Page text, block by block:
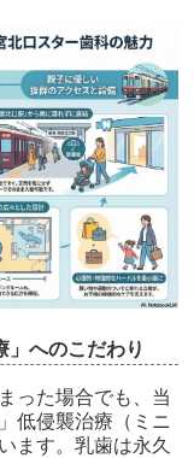
」へのこだわり
った場合でも、当
低侵襲治療（ミニ
ます。乳歯は永久